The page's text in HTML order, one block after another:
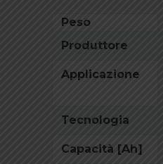
Peso
Produttore
Applicazione
Tecnologia
Capacità [Ah]